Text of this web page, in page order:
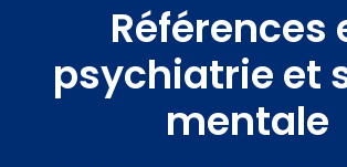
Références
psychiatrie et
mentale